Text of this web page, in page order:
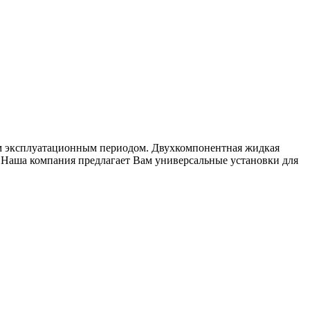
эксплуатационным периодом. Двухкомпонентная жидкая
компания предлагает Вам универсальные установки для